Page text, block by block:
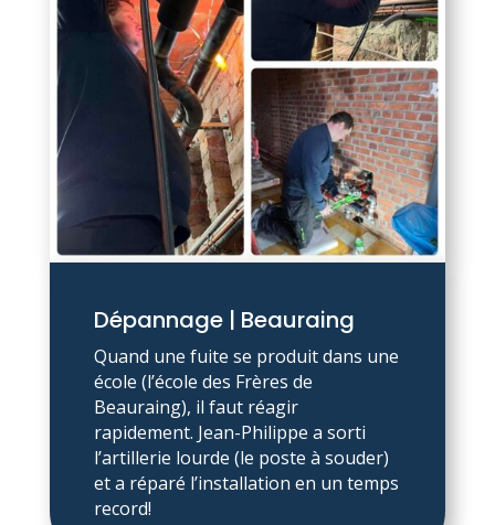
Dépannage | Beauraing
Quand une fuite se produit dans une
école (l’école des Frères de
Beauraing), il faut réagir
rapidement. Jean-Philippe a sorti
l’artillerie lourde (le poste à souder)
et a réparé l’installation en un temps
record!